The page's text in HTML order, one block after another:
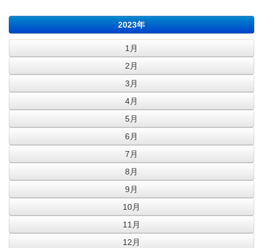
2023年
1月
2月
3月
4月
5月
6月
7月
8月
9月
10月
11月
12月